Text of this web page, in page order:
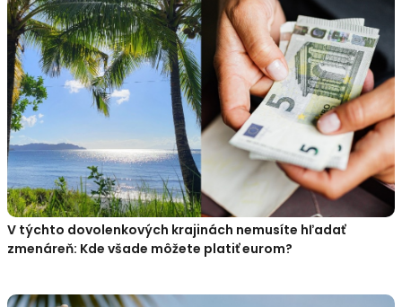
V týchto dovolenkových krajinách nemusíte hľadať
zmenáreň: Kde všade môžete platiť eurom?